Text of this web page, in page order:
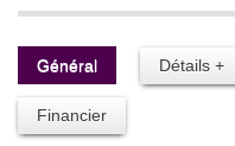
Général Détails +
Financier